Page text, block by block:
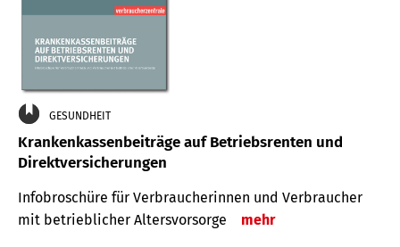
GESUNDHEIT
Krankenkassenbeiträge auf Betriebsrenten und
Direktversicherungen
Infobroschüre für Verbraucherinnen und Verbraucher
mit betrieblicher Altersvorsorge
mehr